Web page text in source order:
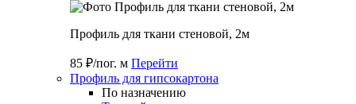
Профиль для ткани стеновой, 2м
85 ₽/пог. м Перейти
Профиль для гипсокартона
По назначению